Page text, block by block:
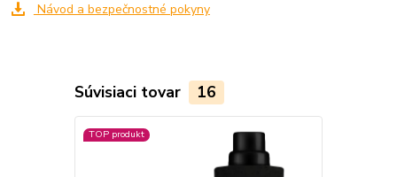
Návod a bezpečnostné pokyny
Súvisiaci tovar 16
TOP produkt